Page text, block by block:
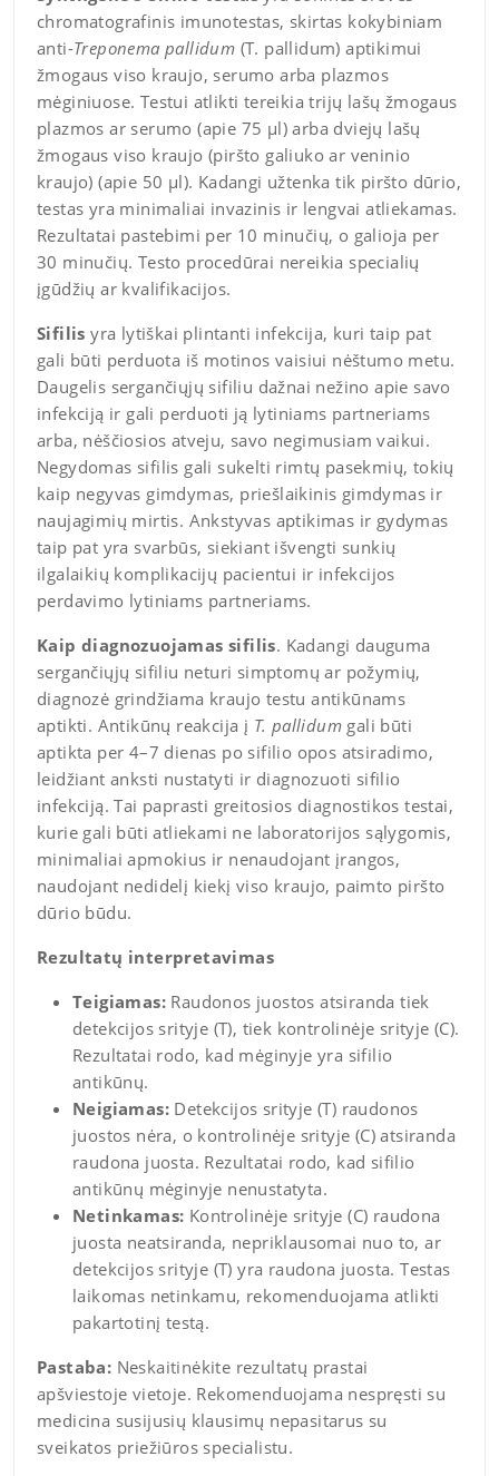
chromatografinis imunotestas, skirtas kokybiniam
anti-Treponema pallidum (T. pallidum) aptikimui
žmogaus viso kraujo, serumo arba plazmos
mėginiuose. Testui atlikti tereikia trijų lašų žmogaus
plazmos ar serumo (apie 75 μl) arba dviejų lašų
žmogaus viso kraujo (piršto galiuko ar veninio
kraujo) (apie 50 μl). Kadangi užtenka tik piršto dūrio,
testas yra minimaliai invazinis ir lengvai atliekamas.
Rezultatai pastebimi per 10 minučių, o galioja per
30 minučių. Testo procedūrai nereikia specialių
įgūdžių ar kvalifikacijos.
Sifilis yra lytiškai plintanti infekcija, kuri taip pat
gali būti perduota iš motinos vaisiui nėštumo metu.
Daugelis sergančiųjų sifiliu dažnai nežino apie savo
infekciją ir gali perduoti ją lytiniams partneriams
arba, nėščiosios atveju, savo negimusiam vaikui.
Negydomas sifilis gali sukelti rimtų pasekmių, tokių
kaip negyvas gimdymas, priešlaikinis gimdymas ir
naujagimių mirtis. Ankstyvas aptikimas ir gydymas
taip pat yra svarbūs, siekiant išvengti sunkių
ilgalaikių komplikacijų pacientui ir infekcijos
perdavimo lytiniams partneriams.
Kaip diagnozuojamas sifilis. Kadangi dauguma
sergančiųjų sifiliu neturi simptomų ar požymių,
diagnozė grindžiama kraujo testu antikūnams
aptikti. Antikūnų reakcija į T. pallidum gali būti
aptikta per 4–7 dienas po sifilio opos atsiradimo,
leidžiant anksti nustatyti ir diagnozuoti sifilio
infekciją. Tai paprasti greitosios diagnostikos testai,
kurie gali būti atliekami ne laboratorijos sąlygomis,
minimaliai apmokius ir nenaudojant įrangos,
naudojant nedidelį kiekį viso kraujo, paimto piršto
dūrio būdu.
Rezultatų interpretavimas
Teigiamas: Raudonos juostos atsiranda tiek
detekcijos srityje (T), tiek kontrolinėje srityje (C).
Rezultatai rodo, kad mėginyje yra sifilio
antikūnų.
Neigiamas: Detekcijos srityje (T) raudonos
juostos nėra, o kontrolinėje srityje (C) atsiranda
raudona juosta. Rezultatai rodo, kad sifilio
antikūnų mėginyje nenustatyta.
Netinkamas: Kontrolinėje srityje (C) raudona
juosta neatsiranda, nepriklausomai nuo to, ar
detekcijos srityje (T) yra raudona juosta. Testas
laikomas netinkamu, rekomenduojama atlikti
pakartotinį testą.
Pastaba: Neskaitinėkite rezultatų prastai
apšviestoje vietoje. Rekomenduojama nespręsti su
medicina susijusių klausimų nepasitarus su
sveikatos priežiūros specialistu.